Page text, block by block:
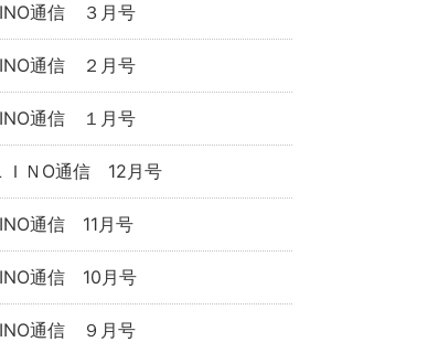
通信 ３月号
通信 ２月号
通信 １月号
ＩＮO通信 12月号
通信 11月号
通信 10月号
通信 ９月号